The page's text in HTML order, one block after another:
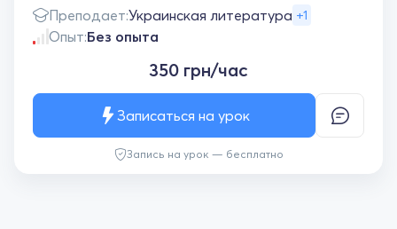
Преподает:Украинская литература +1
Опыт:Без опыта
350 грн/час
Запись на урок — бесплатно
Записаться на урок